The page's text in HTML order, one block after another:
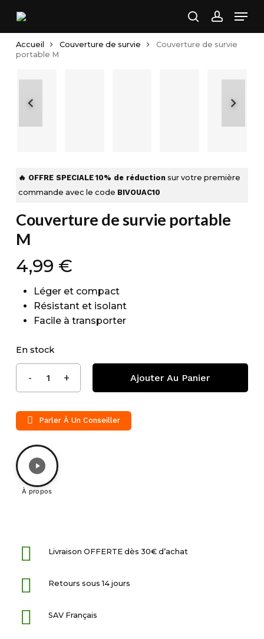
main
content
search
Accueil Couverture de survie
Couverture de survie
portable M
🔥 OFFRE SPECIALE 10% de réduction sur votre première
commande avec le code BIVOUAC10
Couverture de survie portable
M
4,99 €
Léger et compact
Résistant et isolant
Facile à transporter
En stock
Ajouter Au Panier
Parler À Un Conseiller
À propos
Livraison OFFERTE dès 30€ d’achat
Retours sous 14 jours
SAV Français